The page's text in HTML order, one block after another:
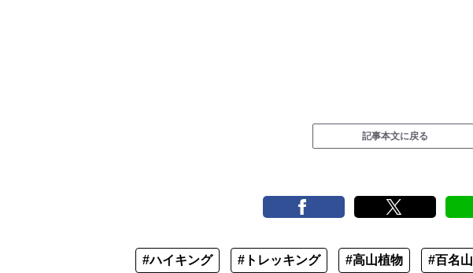
記事本文に戻る
#ハイキング #トレッキング #高山植物 #百名山